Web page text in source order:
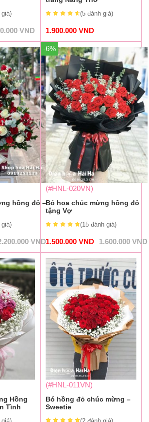
giá)
VND
(5 đánh giá)
1.900.000 VND
hồng đỏ –
giá)
VND
-6%
(#HNL-020VN)
Bó hoa chúc mừng hồng đỏ
tặng Vợ
(15 đánh giá)
1.600.000VND
1.500.000 VND
Hồng
Tình
(#HNL-011VN)
Bó hồng đỏ chúc mừng –
Sweetie